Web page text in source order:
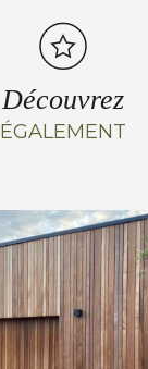
Découvrez
ÉGALEMENT